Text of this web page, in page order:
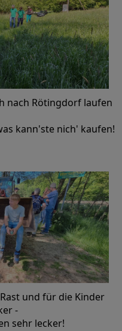
nach Rötingdorf laufen
kann'ste nich' kaufen!
und für die Kinder
-
sehr lecker!